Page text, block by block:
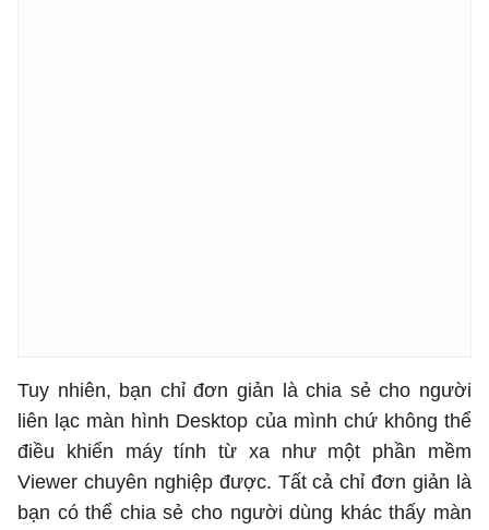
Tuy nhiên, bạn chỉ đơn giản là chia sẻ cho người
liên lạc màn hình Desktop của mình chứ không thể
điều khiển máy tính từ xa như một phần mềm
Viewer chuyên nghiệp được. Tất cả chỉ đơn giản là
bạn có thể chia sẻ cho người dùng khác thấy màn